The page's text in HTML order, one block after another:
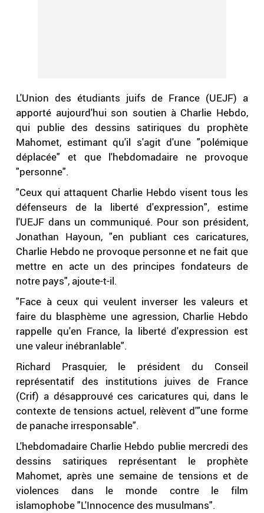
L'Union des étudiants juifs de France (UEJF) a
apporté aujourd'hui son soutien à Charlie Hebdo,
qui publie des dessins satiriques du prophète
Mahomet, estimant qu'il s'agit d'une "polémique
déplacée" et que l'hebdomadaire ne provoque
"personne".
"Ceux qui attaquent Charlie Hebdo visent tous les
défenseurs de la liberté d'expression", estime
l'UEJF dans un communiqué. Pour son président,
Jonathan Hayoun, "en publiant ces caricatures,
Charlie Hebdo ne provoque personne et ne fait que
mettre en acte un des principes fondateurs de
notre pays", ajoute-t-il.
"Face à ceux qui veulent inverser les valeurs et
faire du blasphème une agression, Charlie Hebdo
rappelle qu'en France, la liberté d'expression est
une valeur inébranlable".
Richard Prasquier, le président du Conseil
représentatif des institutions juives de France
(Crif) a désapprouvé ces caricatures qui, dans le
contexte de tensions actuel, relèvent d'"une forme
de panache irresponsable".
L'hebdomadaire Charlie Hebdo publie mercredi des
dessins satiriques représentant le prophète
Mahomet, après une semaine de tensions et de
violences dans le monde contre le film
islamophobe "L'Innocence des musulmans".